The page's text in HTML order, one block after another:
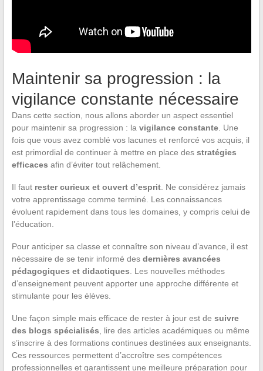
Maintenir sa progression : la
vigilance constante nécessaire
Dans cette section, nous allons aborder un aspect essentiel
pour maintenir sa progression : la vigilance constante. Une
fois que vous avez comblé vos lacunes et renforcé vos acquis, il
est primordial de continuer à mettre en place des stratégies
efficaces afin d’éviter tout relâchement.
Il faut rester curieux et ouvert d’esprit. Ne considérez jamais
votre apprentissage comme terminé. Les connaissances
évoluent rapidement dans tous les domaines, y compris celui de
l’éducation.
Pour anticiper sa classe et connaître son niveau d’avance, il est
nécessaire de se tenir informé des dernières avancées
pédagogiques et didactiques . Les nouvelles méthodes
d’enseignement peuvent apporter une approche différente et
stimulante pour les élèves.
Une façon simple mais efficace de rester à jour est de suivre
des blogs spécialisés , lire des articles académiques ou même
s’inscrire à des formations continues destinées aux enseignants.
Ces ressources permettent d’accroître ses compétences
professionnelles et garantissent une meilleure préparation pour